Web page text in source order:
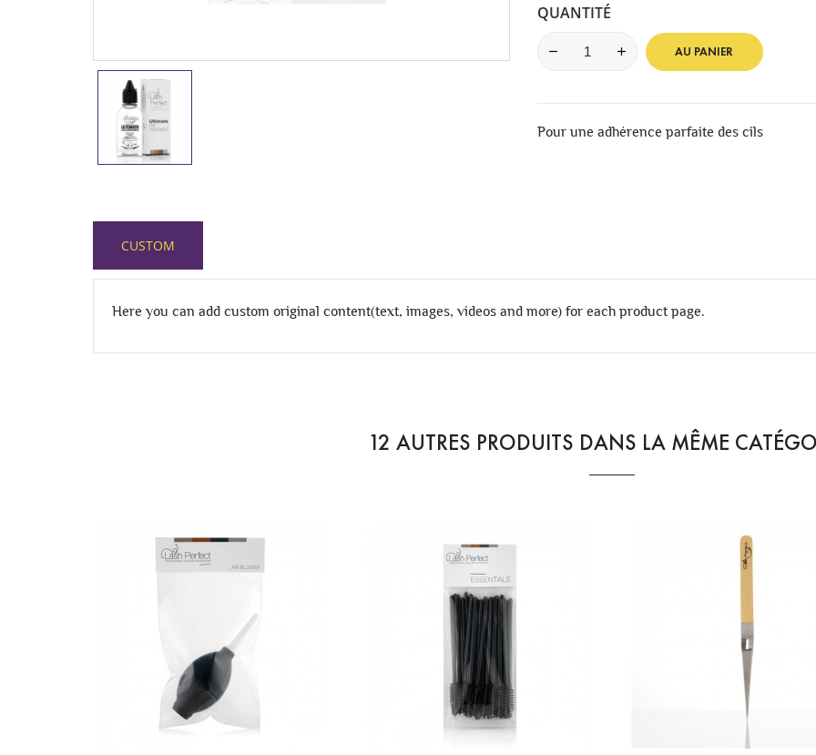
QUANTITÉ
AU PANIER
Pour une adhérence parfaite des cils
CUSTOM
Here you can add custom original content(text, images, videos and more) for each product page.
12 AUTRES PRODUITS DANS LA MÊME